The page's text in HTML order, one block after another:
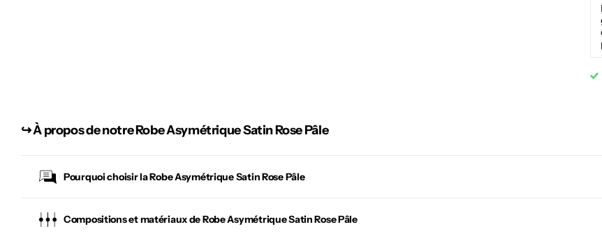
↪︎À propos de notre Robe Asymétrique Satin Rose Pâle
Pourquoi choisir laRobe Asymétrique Satin Rose Pâle
Compositions et matériaux de Robe Asymétrique Satin Rose Pâle